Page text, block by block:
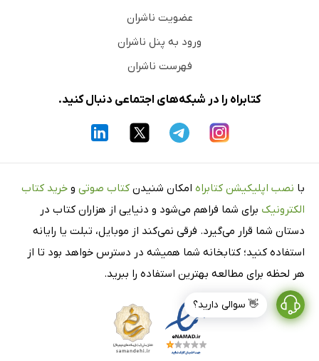
👋 سوالی دارید؟
عضویت ناشران
ورود به پنل ناشران
فهرست ناشران
کتابراه را در شبکه‌های اجتماعی دنبال کنید.
با نصب اپلیکیشن کتابراه امکان شنیدن کتاب صوتی و خرید کتاب
الکترونیک برای شما فراهم می‌شود و دنیایی از هزاران کتاب در
دستان شما قرار می‌گیرد. فرقی نمی‌کند از موبایل، تبلت یا رایانه
استفاده کنید؛ کتابخانه شما همیشه در دسترس خواهد بود تا از
هر لحظه برای مطالعه بهترین استفاده را ببرید.